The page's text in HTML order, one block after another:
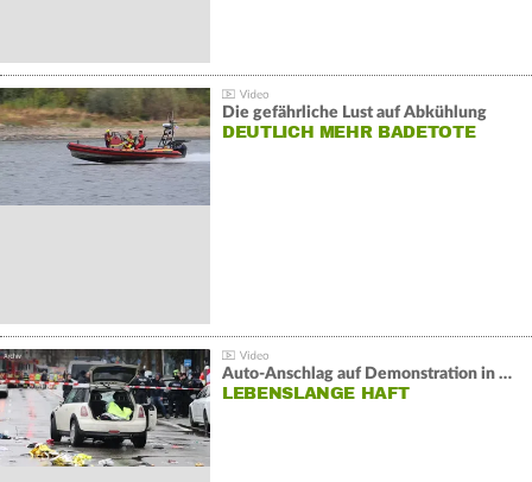
Die gefährliche Lust auf Abkühlung
DEUTLICH MEHR BADETOTE
Auto-Anschlag auf Demonstration in München:
LEBENSLANGE HAFT